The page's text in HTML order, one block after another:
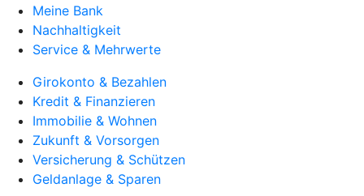
Meine Bank
Nachhaltigkeit
Service & Mehrwerte
Girokonto & Bezahlen
Kredit & Finanzieren
Immobilie & Wohnen
Zukunft & Vorsorgen
Versicherung & Schützen
Geldanlage & Sparen